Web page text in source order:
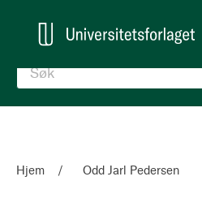
Hjem Odd Jarl Pedersen